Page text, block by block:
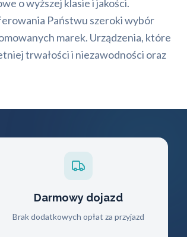
o wyższej klasie i jakości.
Państwu szeroki wybór
marek. Urządzenia, które
trwałości i niezawodności oraz
Darmowy dojazd
Brak dodatkowych opłat za przyjazd